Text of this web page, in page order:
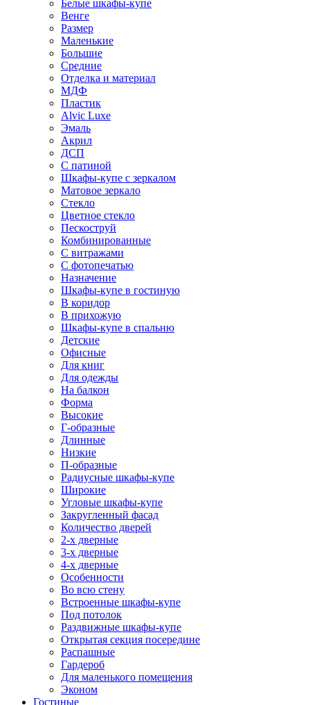
Белые шкафы-купе
Венге
Размер
Маленькие
Большие
Средние
Отделка и материал
МДФ
Пластик
Alvic Luxe
Эмаль
Акрил
ДСП
С патиной
Шкафы-купе с зеркалом
Матовое зеркало
Стекло
Цветное стекло
Пескоструй
Комбинированные
С витражами
С фотопечатью
Назначение
Шкафы-купе в гостиную
В коридор
В прихожую
Шкафы-купе в спальню
Детские
Офисные
Для книг
Для одежды
На балкон
Форма
Высокие
Г-образные
Длинные
Низкие
П-образные
Радиусные шкафы-купе
Широкие
Угловые шкафы-купе
Закругленный фасад
Количество дверей
2-х дверные
3-х дверные
4-х дверные
Особенности
Во всю стену
Встроенные шкафы-купе
Под потолок
Раздвижные шкафы-купе
Открытая секция посередине
Распашные
Гардероб
Для маленького помещения
Эконом
Гостиные